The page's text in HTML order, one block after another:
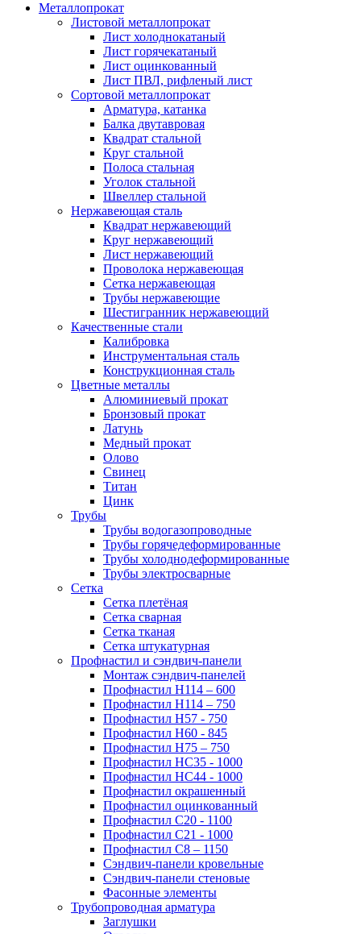
Металлопрокат
Листовой металлопрокат
Лист холоднокатаный
Лист горячекатаный
Лист оцинкованный
Лист ПВЛ, рифленый лист
Сортовой металлопрокат
Арматура, катанка
Балка двутавровая
Квадрат стальной
Круг стальной
Полоса стальная
Уголок стальной
Швеллер стальной
Нержавеющая сталь
Квадрат нержавеющий
Круг нержавеющий
Лист нержавеющий
Проволока нержавеющая
Сетка нержавеющая
Трубы нержавеющие
Шестигранник нержавеющий
Качественные стали
Калибровка
Инструментальная сталь
Конструкционная сталь
Цветные металлы
Алюминиевый прокат
Бронзовый прокат
Латунь
Медный прокат
Олово
Свинец
Титан
Цинк
Трубы
Трубы водогазопроводные
Трубы горячедеформированные
Трубы холоднодеформированные
Трубы электросварные
Сетка
Сетка плетёная
Сетка сварная
Сетка тканая
Сетка штукатурная
Профнастил и сэндвич-панели
Монтаж сэндвич-панелей
Профнастил Н114 – 600
Профнастил Н114 – 750
Профнастил Н57 - 750
Профнастил Н60 - 845
Профнастил Н75 – 750
Профнастил НС35 - 1000
Профнастил НС44 - 1000
Профнастил окрашенный
Профнастил оцинкованный
Профнастил С20 - 1100
Профнастил С21 - 1000
Профнастил С8 – 1150
Сэндвич-панели кровельные
Сэндвич-панели стеновые
Фасонные элементы
Трубопроводная арматура
Заглушки